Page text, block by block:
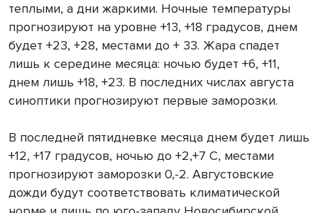
теплыми, а дни жаркими. Ночные температуры
прогнозируют на уровне +13, +18 градусов, днем
будет +23, +28, местами до + 33. Жара спадет
лишь к середине месяца: ночью будет +6, +11,
днем лишь +18, +23. В последних числах августа
синоптики прогнозируют первые заморозки.
В последней пятидневке месяца днем будет лишь
+12, +17 градусов, ночью до +2,+7 С, местами
прогнозируют заморозки 0,-2. Августовские
дожди будут соответствовать климатической